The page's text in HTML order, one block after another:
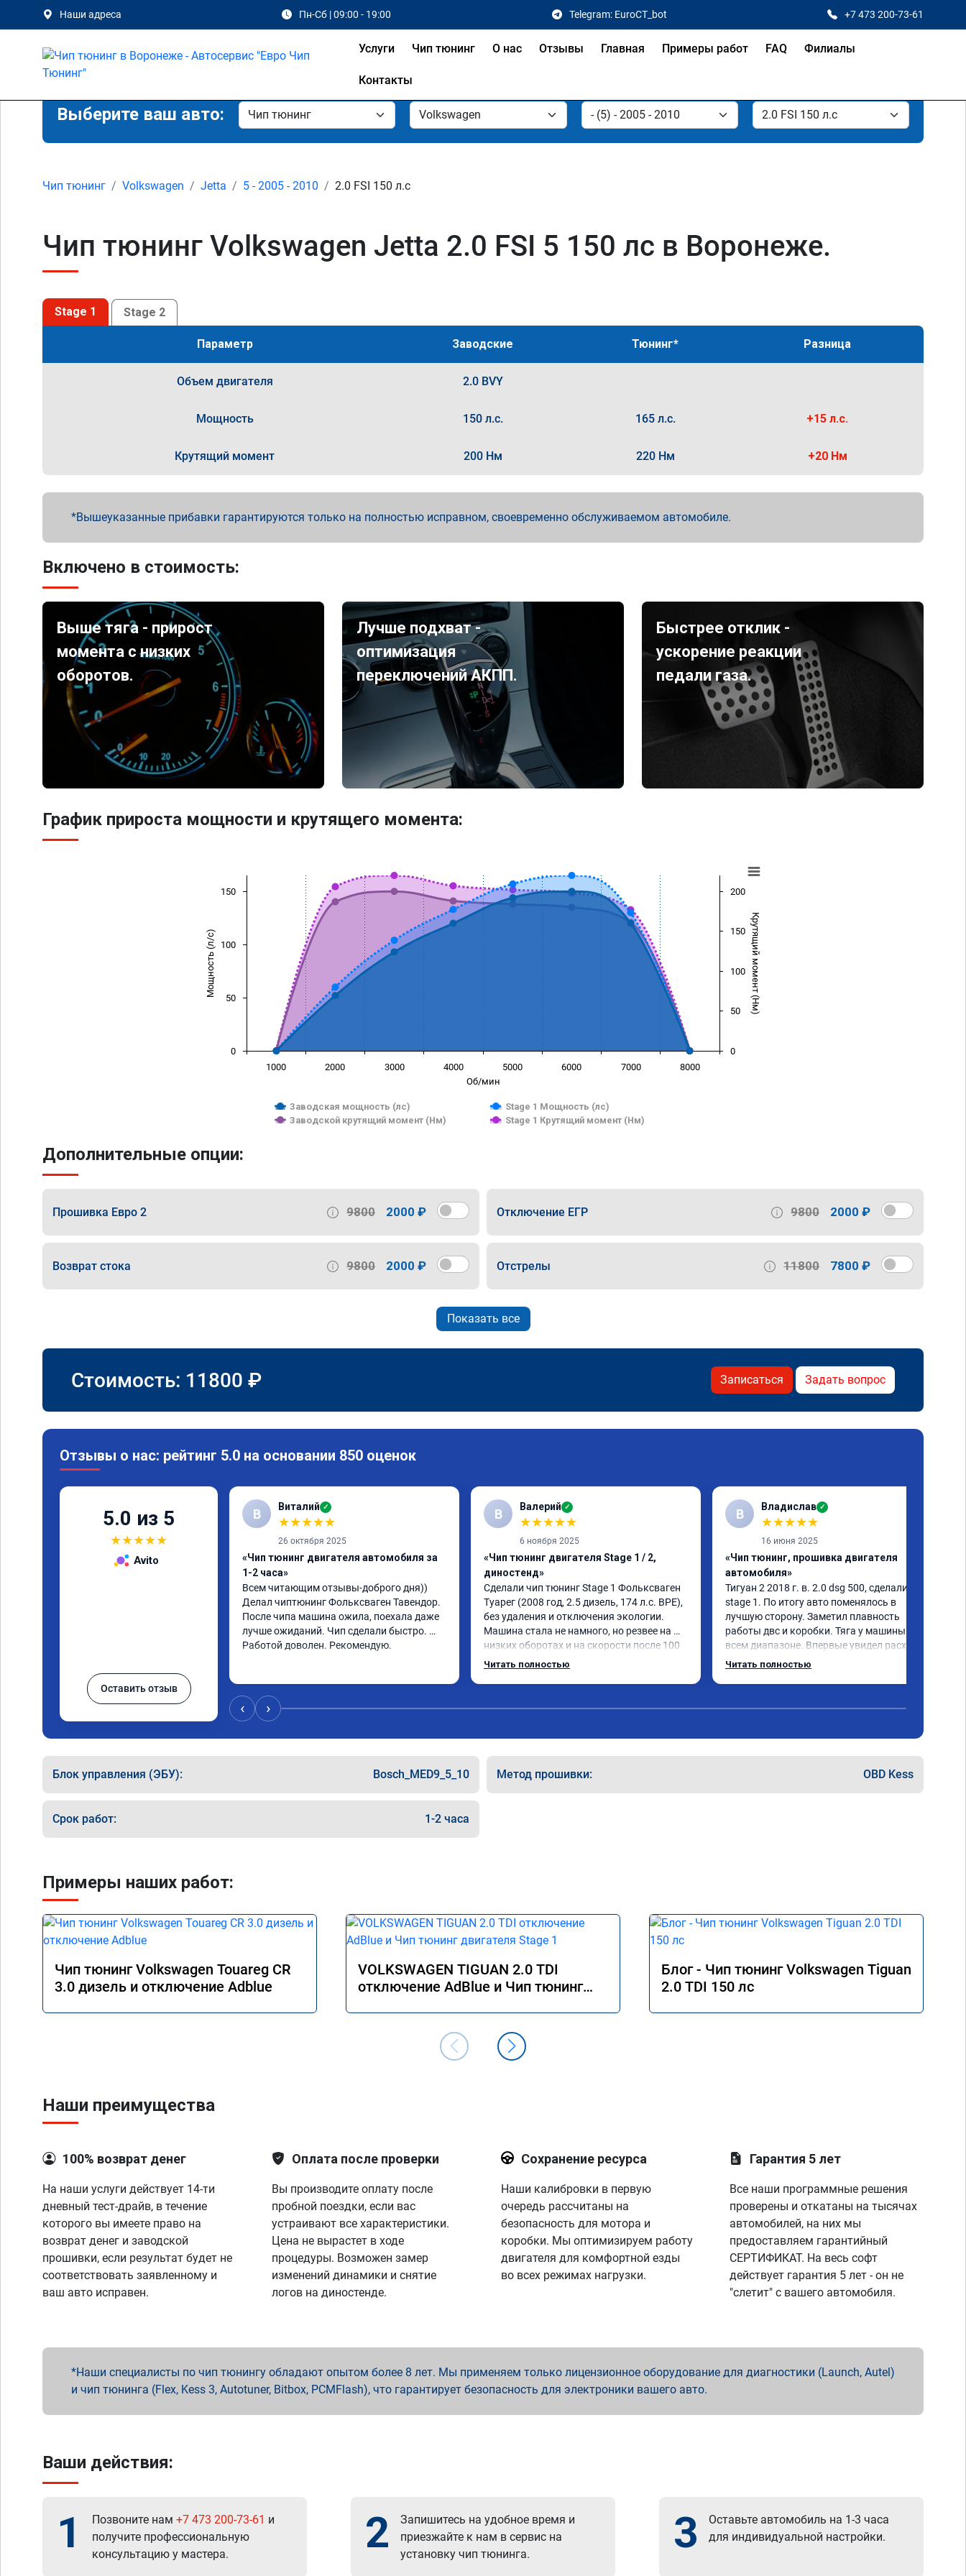
Наши адреса Пн-Сб | 09:00 - 19:00 Telegram: EuroCT_bot +7 473 200-73-61
Услуги Чип тюнинг О нас Отзывы Главная Примеры работ FAQ Филиалы
Контакты
Выберите ваш авто:
Чип тюнинг Volkswagen Jetta 5 - 2005 - 2010 2.0 FSI 150 л.с
Чип тюнинг Volkswagen Jetta 2.0 FSI 5 150 лс в Воронеже.
Stage 1 Stage 2
Параметр Заводские Тюнинг* Разница
Объем двигателя 2.0 BVY
Мощность 150 л.с. 165 л.с. +15 л.с.
Крутящий момент 200 Нм 220 Нм +20 Нм
Вышеуказанные прибавки гарантируются только на полностью исправном, своевременно обслуживаемом автомобиле.
Включено в стоимость:
Выше тяга - прирост
момента с низких
оборотов.
Лучше подхват -
оптимизация
переключений АКПП.
Быстрее отклик -
ускорение реакции
педали газа.
График прироста мощности и крутящего момента:
Об/мин
Мощность (л/с) Крутящий момент (Нм)
Заводская мощность (лс)
Stage 1 Мощность (лс)
Заводской крутящий момент (Нм)
Stage 1 Крутящий момент (Нм)
1000 2000 3000 4000 5000 6000 7000 8000
0
50
100
150
0
50
100
150
200
Дополнительные опции:
Прошивка Евро 2 9800 2000 ₽ Отключение ЕГР 9800 2000 ₽
Возврат стока 9800 2000 ₽ Отстрелы 11800 7800 ₽
Показать все
Стоимость: 11800 ₽ Записаться Задать вопрос
Отзывы о нас: рейтинг 5.0 на основании 850 оценок
5.0 из 5
★★★★★
Avito
Оставить отзыв
В Виталий ✓
★★★★★
26 октября 2025
«Чип тюнинг двигателя автомобиля за
1-2 часа»
Всем читающим отзывы-доброго дня))
Делал чиптюнинг Фольксваген Тавендор.
После чипа машина ожила, поехала даже
лучше ожиданий. Чип сделали быстро.
Работой доволен. Рекомендую.
В Валерий ✓
★★★★★
6 ноября 2025
«Чип тюнинг двигателя Stage 1 / 2,
диностенд»
Сделали чип тюнинг Stage 1 Фольксваген
Туарег (2008 год, 2.5 дизель, 174 л.с. BPE),
без удаления и отключения экологии.
Машина стала не намного, но резвее на
низких оборотах и на скорости после 100
км/ч при обгонах.
Читать полностью
В Владислав ✓
★★★★★
16 июня 2025
«Чип тюнинг, прошивка двигателя
автомобиля»
Тигуан 2 2018 г. в. 2.0 dsg 500, сделали
stage 1. По итогу авто поменялось в
лучшую сторону. Заметил плавность
работы двс и коробки. Тяга у машины на
всем диапазоне. Впервые увидел расход
по трассе меньше 8 литров. Сколько
Читать полностью
‹ ›
Блок управления (ЭБУ): Bosch_MED9_5_10 Метод прошивки: OBD Kess
Срок работ: 1-2 часа
Примеры наших работ:
Чип тюнинг Volkswagen Touareg CR
3.0 дизель и отключение Adblue
VOLKSWAGEN TIGUAN 2.0 TDI
отключение AdBlue и Чип тюнинг
Блог - Чип тюнинг Volkswagen Tiguan
2.0 TDI 150 лс
Наши преимущества
100% возврат денег
На наши услуги действует 14-ти
дневный тест-драйв, в течение
которого вы имеете право на
возврат денег и заводской
прошивки, если результат будет не
соответствовать заявленному и
ваш авто исправен.
Оплата после проверки
Вы производите оплату после
пробной поездки, если вас
устраивают все характеристики.
Цена не вырастет в ходе
процедуры. Возможен замер
изменений динамики и снятие
логов на диностенде.
Сохранение ресурса
Наши калибровки в первую
очередь рассчитаны на
безопасность для мотора и
коробки. Мы оптимизируем работу
двигателя для комфортной езды
во всех режимах нагрузки.
Гарантия 5 лет
Все наши программные решения
проверены и откатаны на тысячах
автомобилей, на них мы
предоставляем гарантийный
СЕРТИФИКАТ. На весь софт
действует гарантия 5 лет - он не
"слетит" с вашего автомобиля.
Наши специалисты по чип тюнингу обладают опытом более 8 лет. Мы применяем только лицензионное оборудование для диагностики (Launch, Autel)
и чип тюнинга (Flex, Kess 3, Autotuner, Bitbox, PCMFlash), что гарантирует безопасность для электроники вашего авто.
Ваши действия:
1 Позвоните нам +7 473 200-73-61 и
получите профессиональную
консультацию у мастера.
2
Запишитесь на удобное время и
приезжайте к нам в сервис на
установку чип тюнинга.
3
Оставьте автомобиль на 1-3 часа
для индивидуальной настройки.